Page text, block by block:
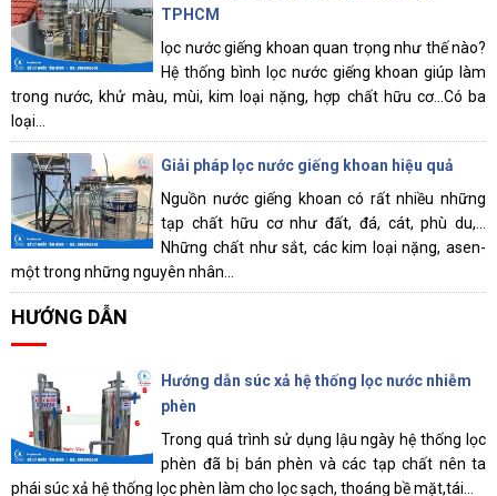
TPHCM
lọc nước giếng khoan quan trọng như thế nào?
Hệ thống bình lọc nước giếng khoan giúp làm
trong nước, khử màu, mùi, kim loại nặng, hợp chất hữu cơ...Có ba
loại...
Giải pháp lọc nước giếng khoan hiệu quả
Nguồn nước giếng khoan có rất nhiều những
tạp chất hữu cơ như đất, đá, cát, phù du,…
Những chất như sắt, các kim loại nặng, asen-
một trong những nguyên nhân...
HƯỚNG DẪN
Hướng dẫn súc xả hệ thống lọc nước nhiễm
phèn
Trong quá trình sử dụng lậu ngày hệ thống lọc
phèn đã bị bán phèn và các tạp chất nên ta
phái súc xả hệ thống lọc phèn làm cho lọc sạch, thoáng bề mặt,tái...